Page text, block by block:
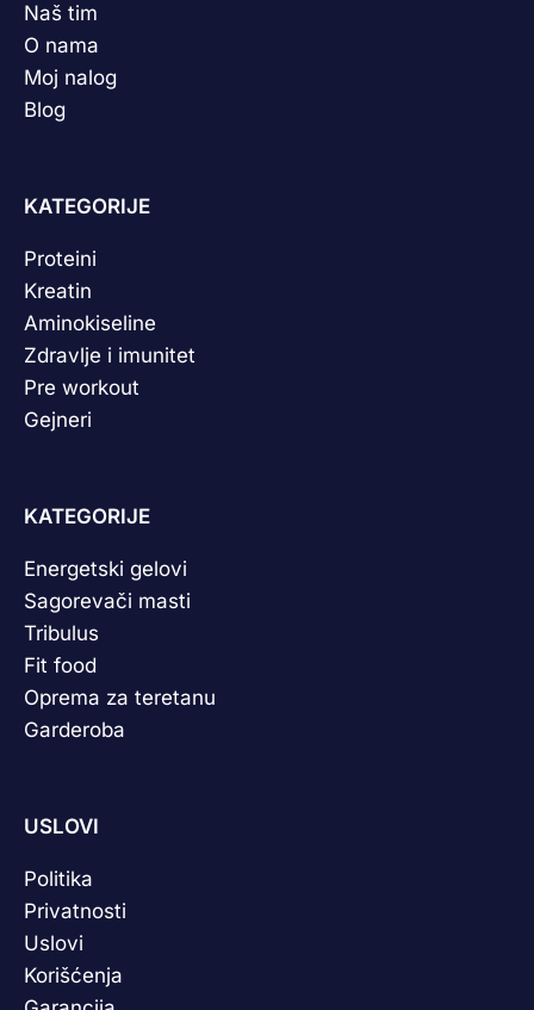
Naš tim
O nama
Moj nalog
Blog
KATEGORIJE
Proteini
Kreatin
Aminokiseline
Zdravlje i imunitet
Pre workout
Gejneri
KATEGORIJE
Energetski gelovi
Sagorevači masti
Tribulus
Fit food
Oprema za teretanu
Garderoba
USLOVI
Politika
Privatnosti
Uslovi
Korišćenja